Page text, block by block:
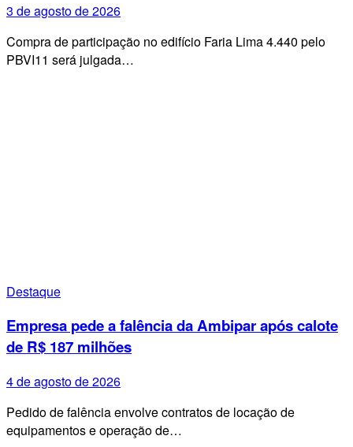
3 de agosto de 2026
Compra de participação no edifício Faria Lima 4.440 pelo
PBVI11 será julgada…
Destaque
Empresa pede a falência da Ambipar após calote
de R$ 187 milhões
4 de agosto de 2026
Pedido de falência envolve contratos de locação de
equipamentos e operação de…